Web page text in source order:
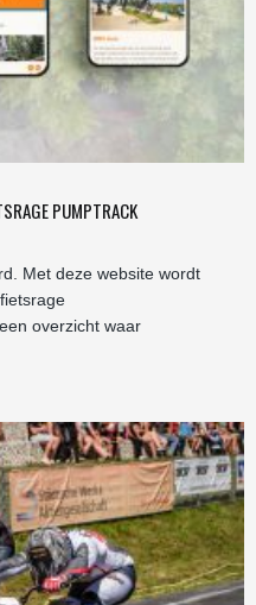
PUMPTRACK
Met deze website wordt
overzicht waar